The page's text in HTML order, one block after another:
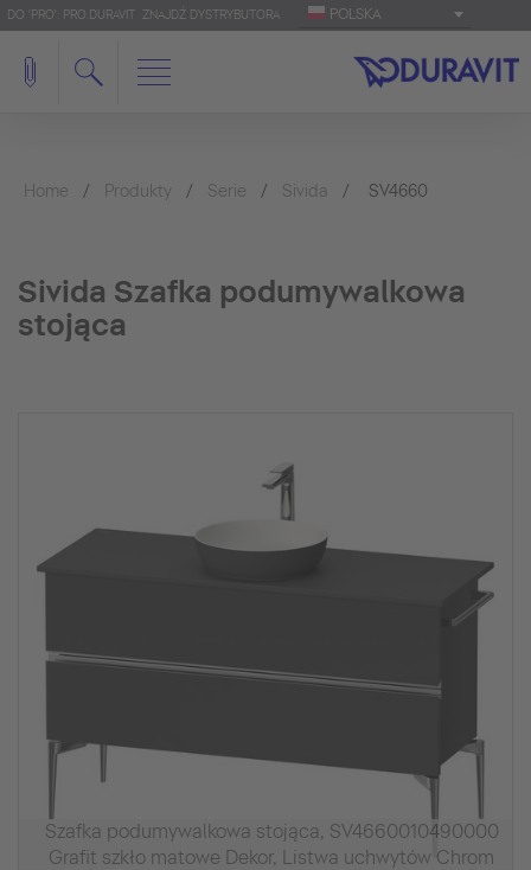
DO 'PRO': PRO.DURAVIT ZNAJDŹ DYSTRYBUTORA POLSKA
Home Produkty Serie Sivida SV4660
Sivida Szafka podumywalkowa
stojąca
Szafka podumywalkowa stojąca, SV4660010490000
Grafit szkło matowe Dekor, Listwa uchwytów Chrom